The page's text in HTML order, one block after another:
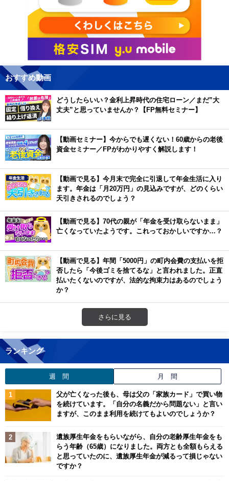
おすすめ動画
どうしたらいい？金利上昇時代の住宅ローン／まだ”大
丈夫”と思っていませんか？【FP無料セミナー】
【動画セミナー】今からでも遅くない！60歳からの老後
資金セミナー／FPがわかりやすく解説します！
【動画で見る】今月末で完全に引退して年金生活に入り
ます。年金は「月20万円」の見込みですが、どのくらい
天引きされるのでしょう？
【動画で見る】70代の親が「年金を受け取らないまま」
亡くなっていたようです。これっておかしいですか…？
【動画で見る】年間「5000円」の町内会費の支払いを拒
否したら「今後ゴミを捨てるな」と言われました。正直
払いたくないのですが、法的な拘束力はあるのでしょう
か？
さらに見る
ランキング
週 間 月 間
父が亡くなった後も、母は父の「家族カード」で買い物
を続けています。「自分の名義だから問題ない」と言い
ますが、このまま利用を続けてもよいのでしょうか？
遺族厚生年金をもらいながら、自分の老齢厚生年金をも
らう年齢（65歳）になりました。両方とも全額もらえる
と思っていたのに、遺族厚生年金が減るって損じゃない
ですか？